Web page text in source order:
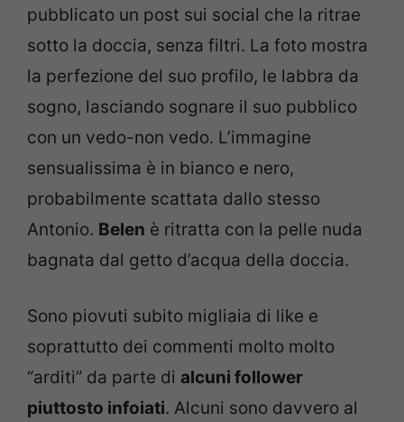
pubblicato un post sui social che la ritrae
sotto la doccia, senza filtri. La foto mostra
la perfezione del suo profilo, le labbra da
sogno, lasciando sognare il suo pubblico
con un vedo-non vedo. L’immagine
sensualissima è in bianco e nero,
probabilmente scattata dallo stesso
Antonio. Belen è ritratta con la pelle nuda
bagnata dal getto d’acqua della doccia.
Sono piovuti subito migliaia di like e
soprattutto dei commenti molto molto
“arditi” da parte di alcuni follower
piuttosto infoiati. Alcuni sono davvero al